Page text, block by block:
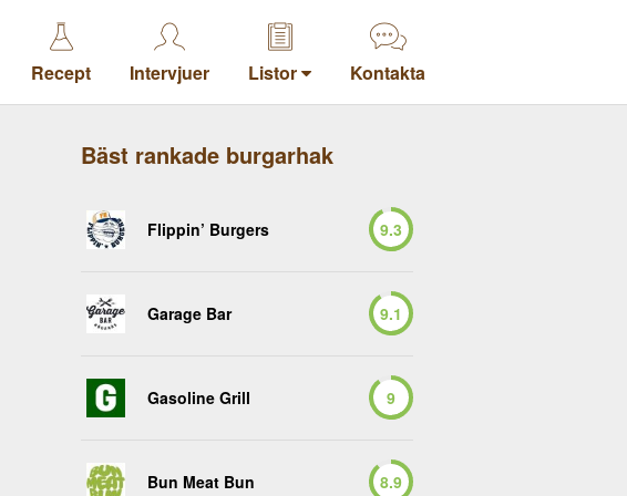
Recept Intervjuer Listor Kontakta
Bäst rankade burgarhak
Flippin’ Burgers 9.3
Garage Bar 9.1
Gasoline Grill 9
Bun Meat Bun 8.9